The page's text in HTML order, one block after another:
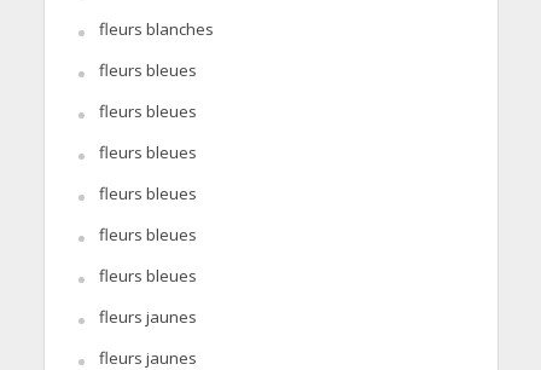
fleurs blanches
fleurs bleues
fleurs bleues
fleurs bleues
fleurs bleues
fleurs bleues
fleurs bleues
fleurs jaunes
fleurs jaunes